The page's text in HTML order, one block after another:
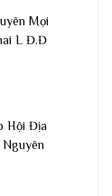
Mọi
L Đ.Đ
Hội Địa